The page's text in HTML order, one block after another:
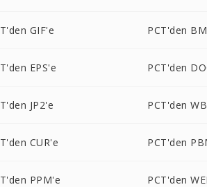
GIF'e PCT'den
EPS'e PCT'den
JP2'e PCT'den
CUR'e PCT'den
PPM'e PCT'den